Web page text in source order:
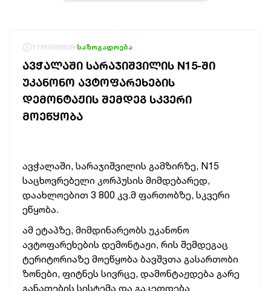
1786098609 საზოგადოება
ᲐᲕᲭᲐᲚᲐᲨᲘ ᲡᲐᲠᲐᲯᲘᲨᲕᲘᲚᲘᲡ N15-ᲨᲘ
ᲣᲙᲐᲜᲝᲜᲝ ᲐᲕᲢᲝᲤᲐᲠᲔᲮᲔᲑᲘᲡ
ᲓᲔᲛᲝᲜᲢᲐᲟᲘᲡ ᲨᲔᲛᲓᲔᲒ ᲡᲙᲕᲔᲠᲘ
ᲛᲝᲔᲬᲧᲝᲑᲐ
ავჭალაში, სარაჯიშვილის გამზირზე, N15
საცხოვრებელი კორპუსის მიმდებარედ,
დაახლოებით 3 800 კვ.მ ფართობზე, სკვერი
ეწყობა.
ამ ეტაპზე, მიმდინარეობს უკანონო
ავტოფარეხების დემონტაჟი, რის შემდეგაც
ტერიტორიაზე მოეწყობა ბავშვთა გასართობი
ზონები, ფიტნეს სივრცე, დამონტაჟდება გარე
განათების სისტემა და გაკეთდება